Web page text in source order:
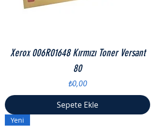
Xerox 006R01648 Kırmızı Toner Versant
80
Fiyat
₺0,00
Sepete Ekle
Yeni